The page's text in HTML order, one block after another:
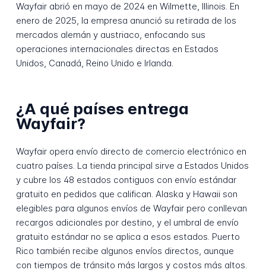
Wayfair abrió en mayo de 2024 en Wilmette, Illinois. En
enero de 2025, la empresa anunció su retirada de los
mercados alemán y austriaco, enfocando sus
operaciones internacionales directas en Estados
Unidos, Canadá, Reino Unido e Irlanda.
¿A qué países entrega
Wayfair?
Wayfair opera envío directo de comercio electrónico en
cuatro países. La tienda principal sirve a Estados Unidos
y cubre los 48 estados contiguos con envío estándar
gratuito en pedidos que califican. Alaska y Hawaii son
elegibles para algunos envíos de Wayfair pero conllevan
recargos adicionales por destino, y el umbral de envío
gratuito estándar no se aplica a esos estados. Puerto
Rico también recibe algunos envíos directos, aunque
con tiempos de tránsito más largos y costos más altos.